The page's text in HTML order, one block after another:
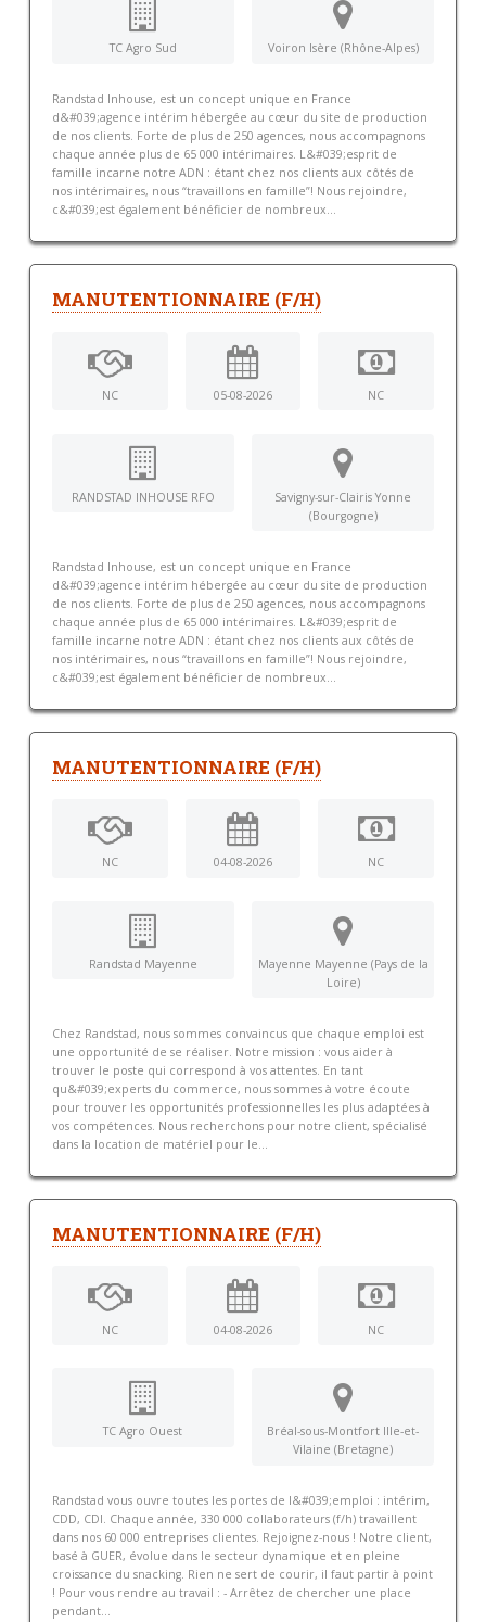
TC Agro Sud Voiron Isère (Rhône-Alpes)
Randstad Inhouse, est un concept unique en France
d&#039;agence intérim hébergée au cœur du site de production
de nos clients. Forte de plus de 250 agences, nous accompagnons
chaque année plus de 65 000 intérimaires. L&#039;esprit de
famille incarne notre ADN : étant chez nos clients aux côtés de
nos intérimaires, nous “travaillons en famille”! Nous rejoindre,
c&#039;est également bénéficier de nombreux...
MANUTENTIONNAIRE (F/H)
NC 05-08-2026 NC
RANDSTAD INHOUSE RFO
Savigny-sur-Clairis Yonne
(Bourgogne)
Randstad Inhouse, est un concept unique en France
d&#039;agence intérim hébergée au cœur du site de production
de nos clients. Forte de plus de 250 agences, nous accompagnons
chaque année plus de 65 000 intérimaires. L&#039;esprit de
famille incarne notre ADN : étant chez nos clients aux côtés de
nos intérimaires, nous “travaillons en famille”! Nous rejoindre,
c&#039;est également bénéficier de nombreux...
MANUTENTIONNAIRE (F/H)
NC 04-08-2026 NC
Randstad Mayenne
Mayenne Mayenne (Pays de la
Loire)
Chez Randstad, nous sommes convaincus que chaque emploi est
une opportunité de se réaliser. Notre mission : vous aider à
trouver le poste qui correspond à vos attentes. En tant
qu&#039;experts du commerce, nous sommes à votre écoute
pour trouver les opportunités professionnelles les plus adaptées à
vos compétences. Nous recherchons pour notre client, spécialisé
dans la location de matériel pour le...
MANUTENTIONNAIRE (F/H)
NC 04-08-2026 NC
TC Agro Ouest
Bréal-sous-Montfort Ille-et-
Vilaine (Bretagne)
Randstad vous ouvre toutes les portes de l&#039;emploi : intérim,
CDD, CDI. Chaque année, 330 000 collaborateurs (f/h) travaillent
dans nos 60 000 entreprises clientes. Rejoignez-nous ! Notre client,
basé à GUER, évolue dans le secteur dynamique et en pleine
croissance du snacking. Rien ne sert de courir, il faut partir à point
! Pour vous rendre au travail : - Arrêtez de chercher une place
pendant...